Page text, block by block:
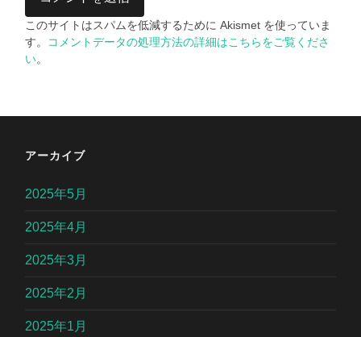
このサイトはスパムを低減するために Akismet を使っていま
す。
コメントデータの処理方法の詳細はこちらをご覧くださ
い。
アーカイブ
2025年5月
2025年4月
2025年3月
2025年2月
2025年1月